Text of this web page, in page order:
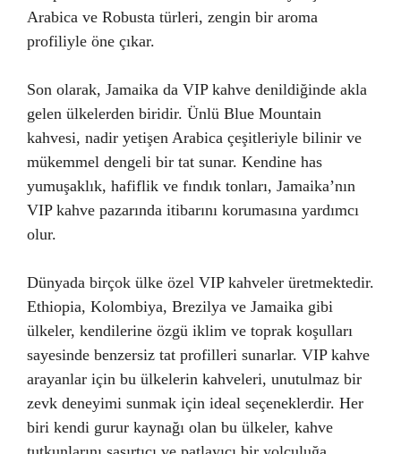
Arabica ve Robusta türleri, zengin bir aroma
profiliyle öne çıkar.
Son olarak, Jamaika da VIP kahve denildiğinde akla
gelen ülkelerden biridir. Ünlü Blue Mountain
kahvesi, nadir yetişen Arabica çeşitleriyle bilinir ve
mükemmel dengeli bir tat sunar. Kendine has
yumuşaklık, hafiflik ve fındık tonları, Jamaika’nın
VIP kahve pazarında itibarını korumasına yardımcı
olur.
Dünyada birçok ülke özel VIP kahveler üretmektedir.
Ethiopia, Kolombiya, Brezilya ve Jamaika gibi
ülkeler, kendilerine özgü iklim ve toprak koşulları
sayesinde benzersiz tat profilleri sunarlar. VIP kahve
arayanlar için bu ülkelerin kahveleri, unutulmaz bir
zevk deneyimi sunmak için ideal seçeneklerdir. Her
biri kendi gurur kaynağı olan bu ülkeler, kahve